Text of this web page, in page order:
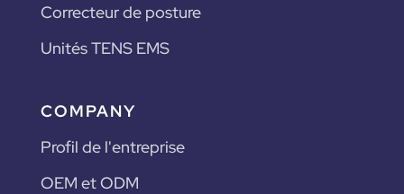
Correcteur de posture
Unités TENS EMS
COMPANY
Profil de l'entreprise
OEM et ODM